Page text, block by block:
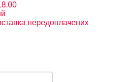
передоплачених